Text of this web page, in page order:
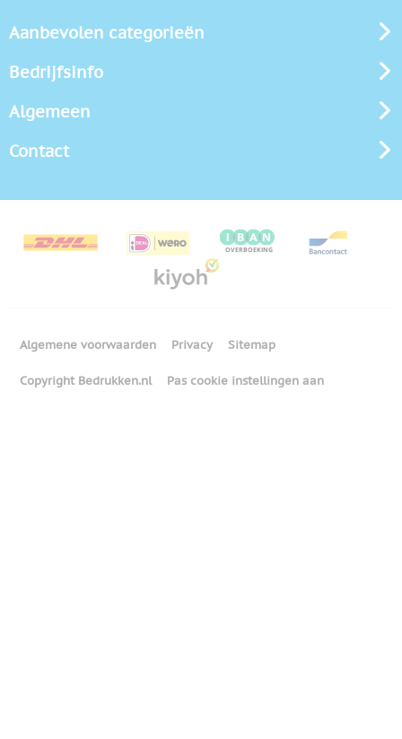
Aanbevolen categorieën
Bedrijfsinfo
Algemeen
Contact
Algemene voorwaarden Privacy Sitemap
Copyright Bedrukken.nl Pas cookie instellingen aan